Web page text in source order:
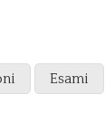
Esami